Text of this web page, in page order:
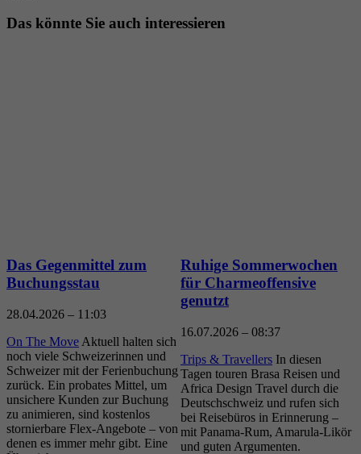
Das könnte Sie auch interessieren
Das Gegenmittel zum
Buchungsstau
28.04.2026 – 11:03
On The Move Aktuell halten sich
noch viele Schweizerinnen und
Schweizer mit der Ferienbuchung
zurück. Ein probates Mittel, um
unsichere Kunden zur Buchung
zu animieren, sind kostenlos
stornierbare Flex-Angebote – von
denen es immer mehr gibt. Eine
Ruhige Sommerwochen
für Charmeoffensive
genutzt
16.07.2026 – 08:37
Trips & Travellers In diesen
Tagen touren Brasa Reisen und
Africa Design Travel durch die
Deutschschweiz und rufen sich
bei Reisebüros in Erinnerung –
mit Panama-Rum, Amarula-Likör
und guten Argumenten.